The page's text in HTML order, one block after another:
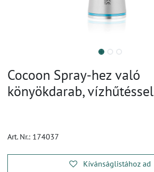
Cocoon Spray-hez való
könyökdarab, vízhűtéssel
Art. Nr.: 174037
Kívánságlistához ad